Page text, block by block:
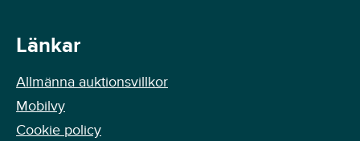
Länkar
Allmänna auktionsvillkor
Mobilvy
Cookie policy